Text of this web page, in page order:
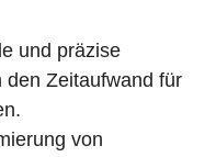
und präzise
den Zeitaufwand für
von